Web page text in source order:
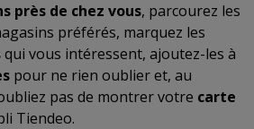
près de chez vous, parcourez les
préférés, marquez les
qui vous intéressent, ajoutez-les à
pour ne rien oublier et, au
pas de montrer votre carte
Tiendeo.